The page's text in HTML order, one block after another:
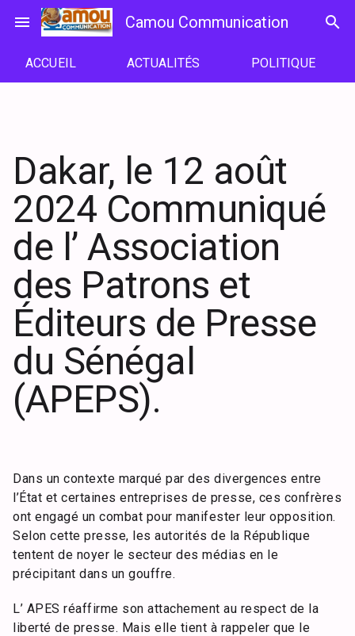
menu Camou Communication search
ACCUEIL ACTUALITÉS POLITIQUE
Dakar, le 12 août
2024 Communiqué
de l’ Association
des Patrons et
Éditeurs de Presse
du Sénégal
(APEPS).
Dans un contexte marqué par des divergences entre
l’État et certaines entreprises de presse, ces confrères
ont engagé un combat pour manifester leur opposition.
Selon cette presse, les autorités de la République
tentent de noyer le secteur des médias en le
précipitant dans un gouffre.
L’ APES réaffirme son attachement au respect de la
liberté de presse. Mais elle tient à rappeler que le